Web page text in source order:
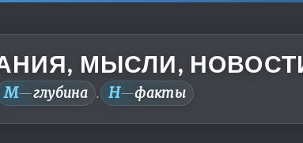
МЫСЛИ,
М—глубина . Н—факты